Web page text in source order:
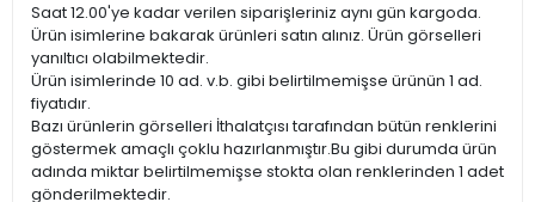
Saat 12.00'ye kadar verilen siparişleriniz aynı gün kargoda.
Ürün isimlerine bakarak ürünleri satın alınız. Ürün görselleri
yanıltıcı olabilmektedir.
Ürün isimlerinde 10 ad. v.b. gibi belirtilmemişse ürünün 1 ad.
fiyatıdır.
Bazı ürünlerin görselleri İthalatçısı tarafından bütün renklerini
göstermek amaçlı çoklu hazırlanmıştır.Bu gibi durumda ürün
adında miktar belirtilmemişse stokta olan renklerinden 1 adet
gönderilmektedir.